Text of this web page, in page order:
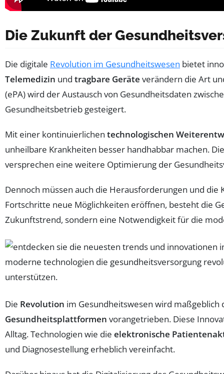
Die Zukunft der
Die digitale Revolution im Gesundheitswesen bietet
Telemedizin und tragbare Geräte verändern die Art
(ePA) wird der Austausch von Gesundheitsdaten
Gesundheitsbetrieb gesteigert.
Mit einer kontinuierlichen technologischen
unheilbare Krankheiten besser handhabbar machen.
versprechen eine weitere Optimierung der
Dennoch müssen auch die Herausforderungen und
Fortschritte neue Möglichkeiten eröffnen, besteht die
Zukunftstrend, sondern eine Notwendigkeit für die
Die Revolution im Gesundheitswesen wird
Gesundheitsplattformen vorangetrieben. Diese
Alltag. Technologien wie die elektronische
und Diagnosestellung erheblich vereinfacht.